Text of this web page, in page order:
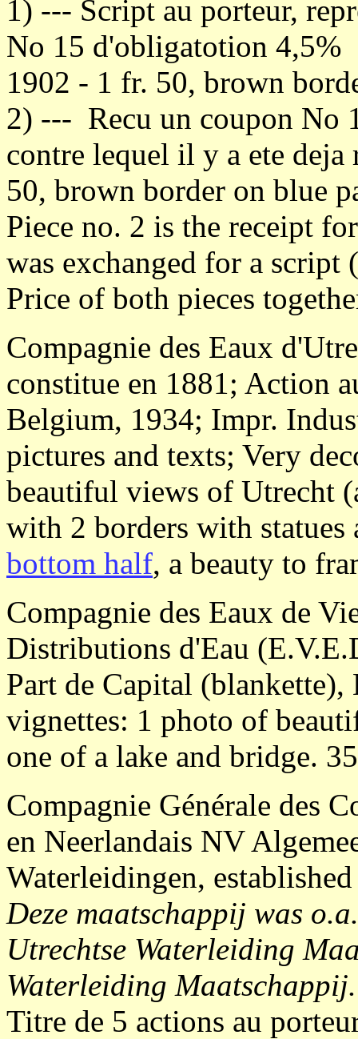
1) --- Script au porteur,
No 15 d'obligatotion
1902 - 1 fr. 50, brown
2) --- Recu un coupon No
contre lequel il y a ete
50, brown border on blue
Piece no. 2 is the receipt
was exchanged for a script
Price of both pieces
Compagnie des Eaux
constitue en 1881; Action
Belgium, 1934; Impr.
pictures and texts; Very
beautiful views of Utrecht
with 2 borders with
bottom half, a beauty to
Compagnie des Eaux de
Distributions d'Eau
Part de Capital
vignettes: 1 photo of
one of a lake and bridge.
Compagnie Générale des
en Neerlandais NV
Waterleidingen,
Deze maatschappij was
Utrechtse Waterleiding
Waterleiding Maatschappij.
Titre de 5 actions au